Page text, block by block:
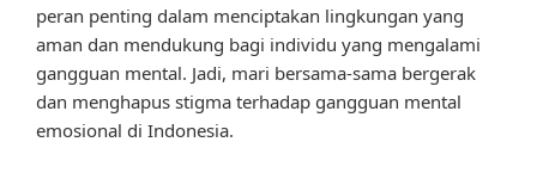
peran penting dalam menciptakan lingkungan yang
aman dan mendukung bagi individu yang mengalami
gangguan mental. Jadi, mari bersama-sama bergerak
dan menghapus stigma terhadap gangguan mental
emosional di Indonesia.